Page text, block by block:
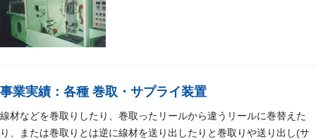
事業実績：各種 巻取・サプライ装置
線材などを巻取りしたり、巻取ったリールから違うリールに巻替えた
り、または巻取りとは逆に線材を送り出したりと巻取りや送り出し(サ